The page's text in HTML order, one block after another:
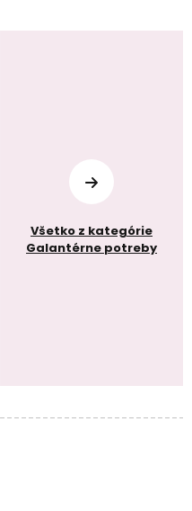
Všetko z kategórie
Galantérne potreby